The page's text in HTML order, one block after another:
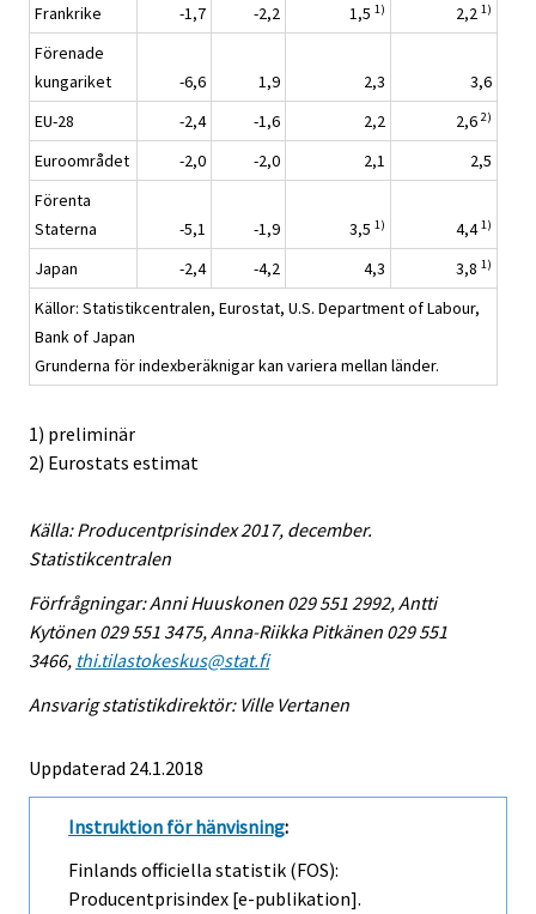
Frankrike
-1,7 -2,2 1,5 1) 2,2 1)
Förenade
kungariket
-6,6 1,9 2,3
3,6
EU-28
-2,4 -1,6 2,2 2,6 2)
Euroområdet -2,0 -2,0 2,1
2,5
Förenta
Staterna
-5,1 -1,9 3,5 1) 4,41)
Japan -2,4 -4,2 4,3 3,8 1)
Källor: Statistikcentralen, Eurostat, U.S. Department of Labour,
Bank of Japan
Grunderna för indexberäknigar kan variera mellan länder.
1) preliminär
2) Eurostats estimat
Källa: Producentprisindex 2017, december.
Statistikcentralen
Förfrågningar: Anni Huuskonen 029 551 2992, Antti
Kytönen 029 551 3475, Anna-Riikka Pitkänen 029 551
3466, thi.tilastokeskus@stat.fi
Ansvarig statistikdirektör: Ville Vertanen
Uppdaterad 24.1.2018
Instruktion för hänvisning:
Finlands officiella statistik (FOS):
Producentprisindex [e-publikation].